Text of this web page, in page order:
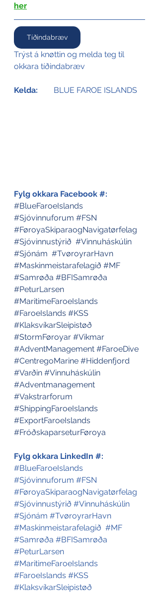
her
Tíðindabræv
Trýst á knøttin og melda teg til
okkara tíðindabræv
Kelda:
	BLUE FAROE ISLANDS
Fylg okkara Facebook #:
#BlueFaroeIslands
#Sjóvinnuforum #FSN
#FøroyaSkiparaogNavigatørfelag
#Sjóvinnustýrið #Vinnuháskúlin
#Sjónám #TvøroyrarHavn
#Maskinmeistarafelagið #MF
#Samrøða #BFISamrøða
#PeturLarsen
#MaritimeFaroeIslands
#FaroeIslands #KSS
#KlaksvíkarSleipistøð
#StormFøroyar #Vikmar
#AdventManagement #FaroeDive
#CentregoMarine #Hiddenfjord
#Varðin #Vinnuháskúlin
#Adventmanagement
#Vakstrarforum
#ShippingFaroeIslands
#ExportFaroeIslands
#FróðskaparseturFøroya
Fylg okkara LinkedIn #:
#BlueFaroeIslands
#Sjóvinnuforum #FSN
#FøroyaSkiparaogNavigatørfelag
#Sjóvinnustýrið #Vinnuháskúlin
#Sjónám #TvøroyrarHavn
#Maskinmeistarafelagið #MF
#Samrøða #BFISamrøða
#PeturLarsen
#MaritimeFaroeIslands
#FaroeIslands #KSS
#KlaksvíkarSleipistøð